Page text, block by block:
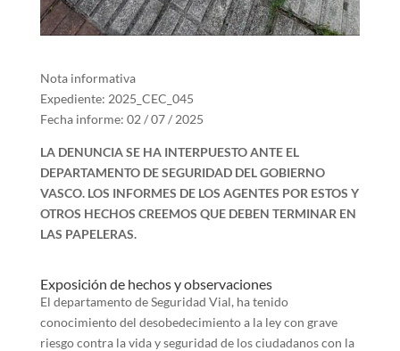
Nota informativa
Expediente: 2025_CEC_045
Fecha informe: 02 / 07 / 2025
LA DENUNCIA SE HA INTERPUESTO ANTE EL
DEPARTAMENTO DE SEGURIDAD DEL GOBIERNO
VASCO. LOS INFORMES DE LOS AGENTES POR ESTOS Y
OTROS HECHOS CREEMOS QUE DEBEN TERMINAR EN
LAS PAPELERAS.
Exposición de hechos y observaciones
El departamento de Seguridad Vial, ha tenido
conocimiento del desobedecimiento a la ley con grave
riesgo contra la vida y seguridad de los ciudadanos con la